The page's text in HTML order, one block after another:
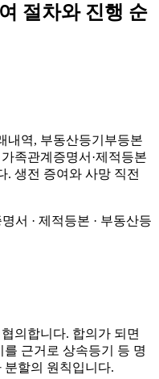
절차와 진행 순
내역, 부동산등기부등본
족관계증명서·제적등본
. 생전 증여와 사망 직전
서 · 제적등본 · 부동산등
의합니다. 합의가 되면
근거로 상속등기 등 명
분할의 원칙입니다.